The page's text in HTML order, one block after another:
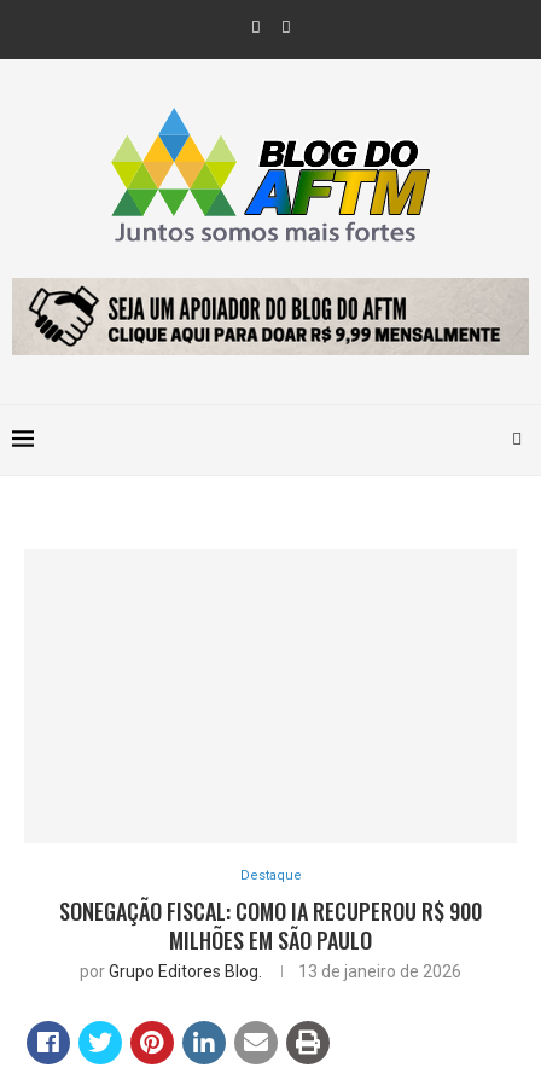
Destaque
SONEGAÇÃO FISCAL: COMO IA RECUPEROU R$ 900
MILHÕES EM SÃO PAULO
porGrupo Editores Blog. 13 de janeiro de 2026